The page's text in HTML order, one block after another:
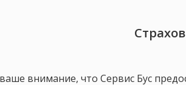
внимание, что Сервис Бус